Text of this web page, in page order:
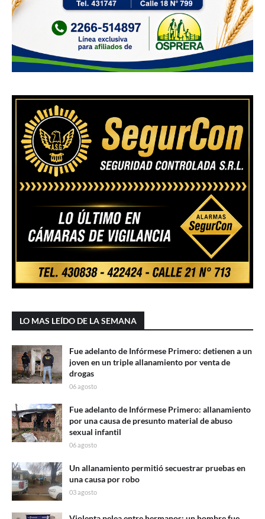
LO MAS LEÍDO DE LA SEMANA
Fue adelanto de Infórmese Primero: detienen a un
joven en un triple allanamiento por venta de
drogas
06 agosto
Fue adelanto de Infórmese Primero: allanamiento
por una causa de presunto material de abuso
sexual infantil
06 agosto
Un allanamiento permitió secuestrar pruebas en
una causa por robo
03 agosto